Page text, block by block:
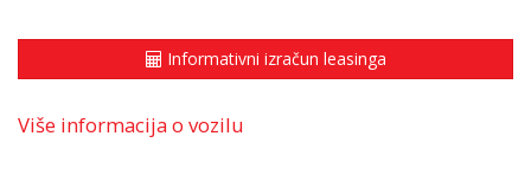
Informativni izračun leasinga
Više informacija o vozilu